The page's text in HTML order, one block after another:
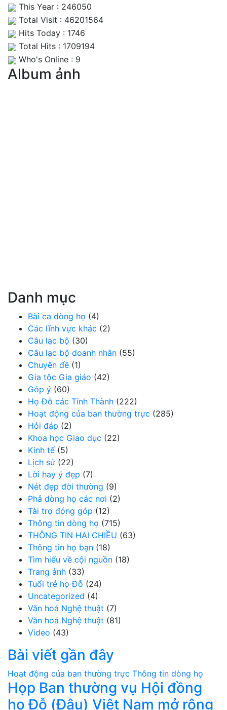
This Year : 246050
Total Visit : 46201564
Hits Today : 1746
Total Hits : 1709194
Who's Online : 9
Album ảnh
Danh mục
Bài ca dòng họ (4)
Các lĩnh vực khác (2)
Câu lạc bộ (30)
Câu lạc bộ doanh nhân (55)
Chuyên đề (1)
Gia tộc Gia giáo (42)
Góp ý (60)
Họ Đỗ các Tỉnh Thành (222)
Hoạt động của ban thường trực (285)
Hỏi đáp (2)
Khoa học Giao dục (22)
Kinh tế(5)
Lịch sử(22)
Lời hay ý đẹp (7)
Nét đẹp đời thường (9)
Phả dòng họ các nơi (2)
Tài trợ đóng góp (12)
Thông tin dòng họ (715)
THÔNG TIN HAI CHIỀU (63)
Thông tin họ bạn (18)
Tìm hiểu về cội nguồn (18)
Trang ảnh (33)
Tuổi trẻ họ Đỗ (24)
Uncategorized (4)
Văn hoá Nghệ thuật (7)
Văn hoá Nghệ thuật (81)
Video (43)
Bài viết gần đây
Hoạt động của ban thường trực Thông tin dòng họ
Họp Ban thường vụ Hội đồng
họ Đỗ (Đậu) Việt Nam mở rộng